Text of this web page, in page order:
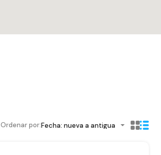
Ordenar por:Fecha: nueva a antigua